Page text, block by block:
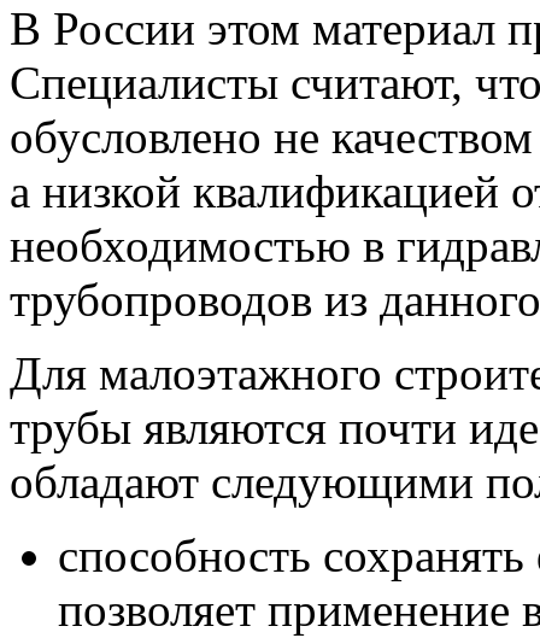
В России этом материал
Специалисты считают,
обусловлено не
а низкой квалификацией
необходимостью в
трубопроводов из
Для малоэтажного
трубы являются почти
обладают следующими
способность
позволяет применение